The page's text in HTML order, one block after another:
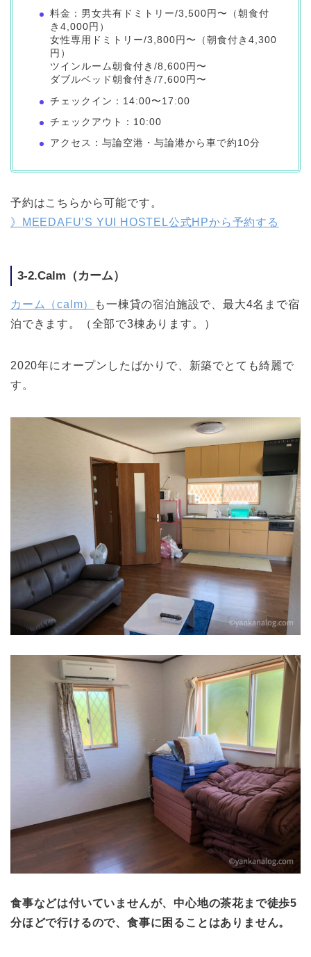
料金：男女共有ドミトリー/3,500円〜（朝食付
き4,000円）
女性専用ドミトリー/3,800円〜（朝食付き4,300
円）
ツインルーム朝食付き/8,600円〜
ダブルベッド朝食付き/7,600円〜
チェックイン：14:00〜17:00
チェックアウト：10:00
アクセス：与論空港・与論港から車で約10分
予約はこちらから可能です。
》MEEDAFU’S YUI HOSTEL公式HPから予約する
3-2.Calm（カーム）
カーム（calm）
も一棟貸の宿泊施設で、最大4名まで宿
泊できます。（全部で3棟あります。）
2020年にオープンしたばかりで、新築でとても綺麗で
す。
食事などは付いていませんが、中心地の茶花まで徒歩5
分ほどで行けるので、食事に困ることはありません。